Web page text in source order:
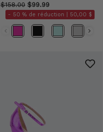
$158.00 $99.99
- 50 % de réduction | 50,00 $
Couleur